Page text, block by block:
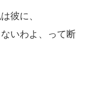
彼に、
いわよ、って断